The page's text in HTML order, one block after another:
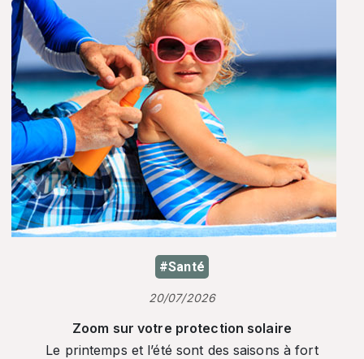
#Santé
20/07/2026
Zoom sur votre protection solaire
Le printemps et l’été sont des saisons à fort